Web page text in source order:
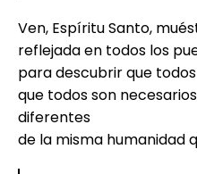
Ven, Espíritu Santo,
reflejada en todos los
para descubrir que
que todos son
diferentes
de la misma humanidad